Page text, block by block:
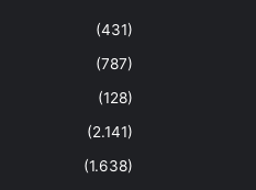
(431)
(787)
(128)
(2.141)
(1.638)